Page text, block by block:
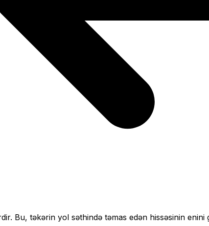
Bu, təkərin yol səthində təmas edən hissəsinin enini